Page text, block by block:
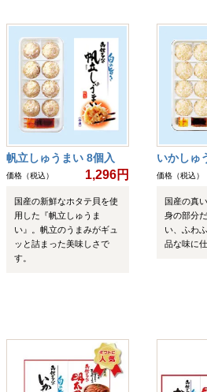
帆立しゅうまい 8個入
価格（税込） 1,296円
国産の新鮮なホタテ貝を使
用した『帆立しゅうま
い』。帆立のうまみがギュ
ッと詰まった美味しさで
す。
いかしゅ
価格（税込）
国産の真
身の部分
い、ふわ
品な味に